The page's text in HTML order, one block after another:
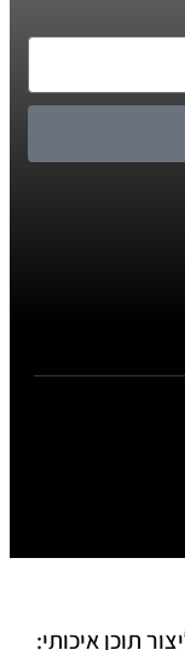
תוכן איכותי: